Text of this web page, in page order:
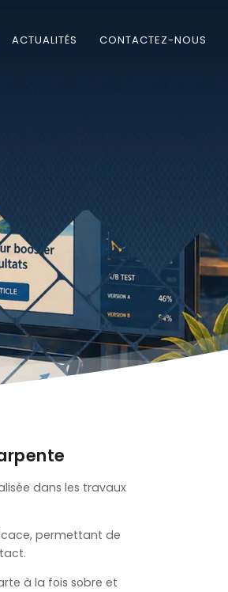
ACTUALITÉS CONTACTEZ-NOUS
dans les travaux
permettant de
à la fois sobre et